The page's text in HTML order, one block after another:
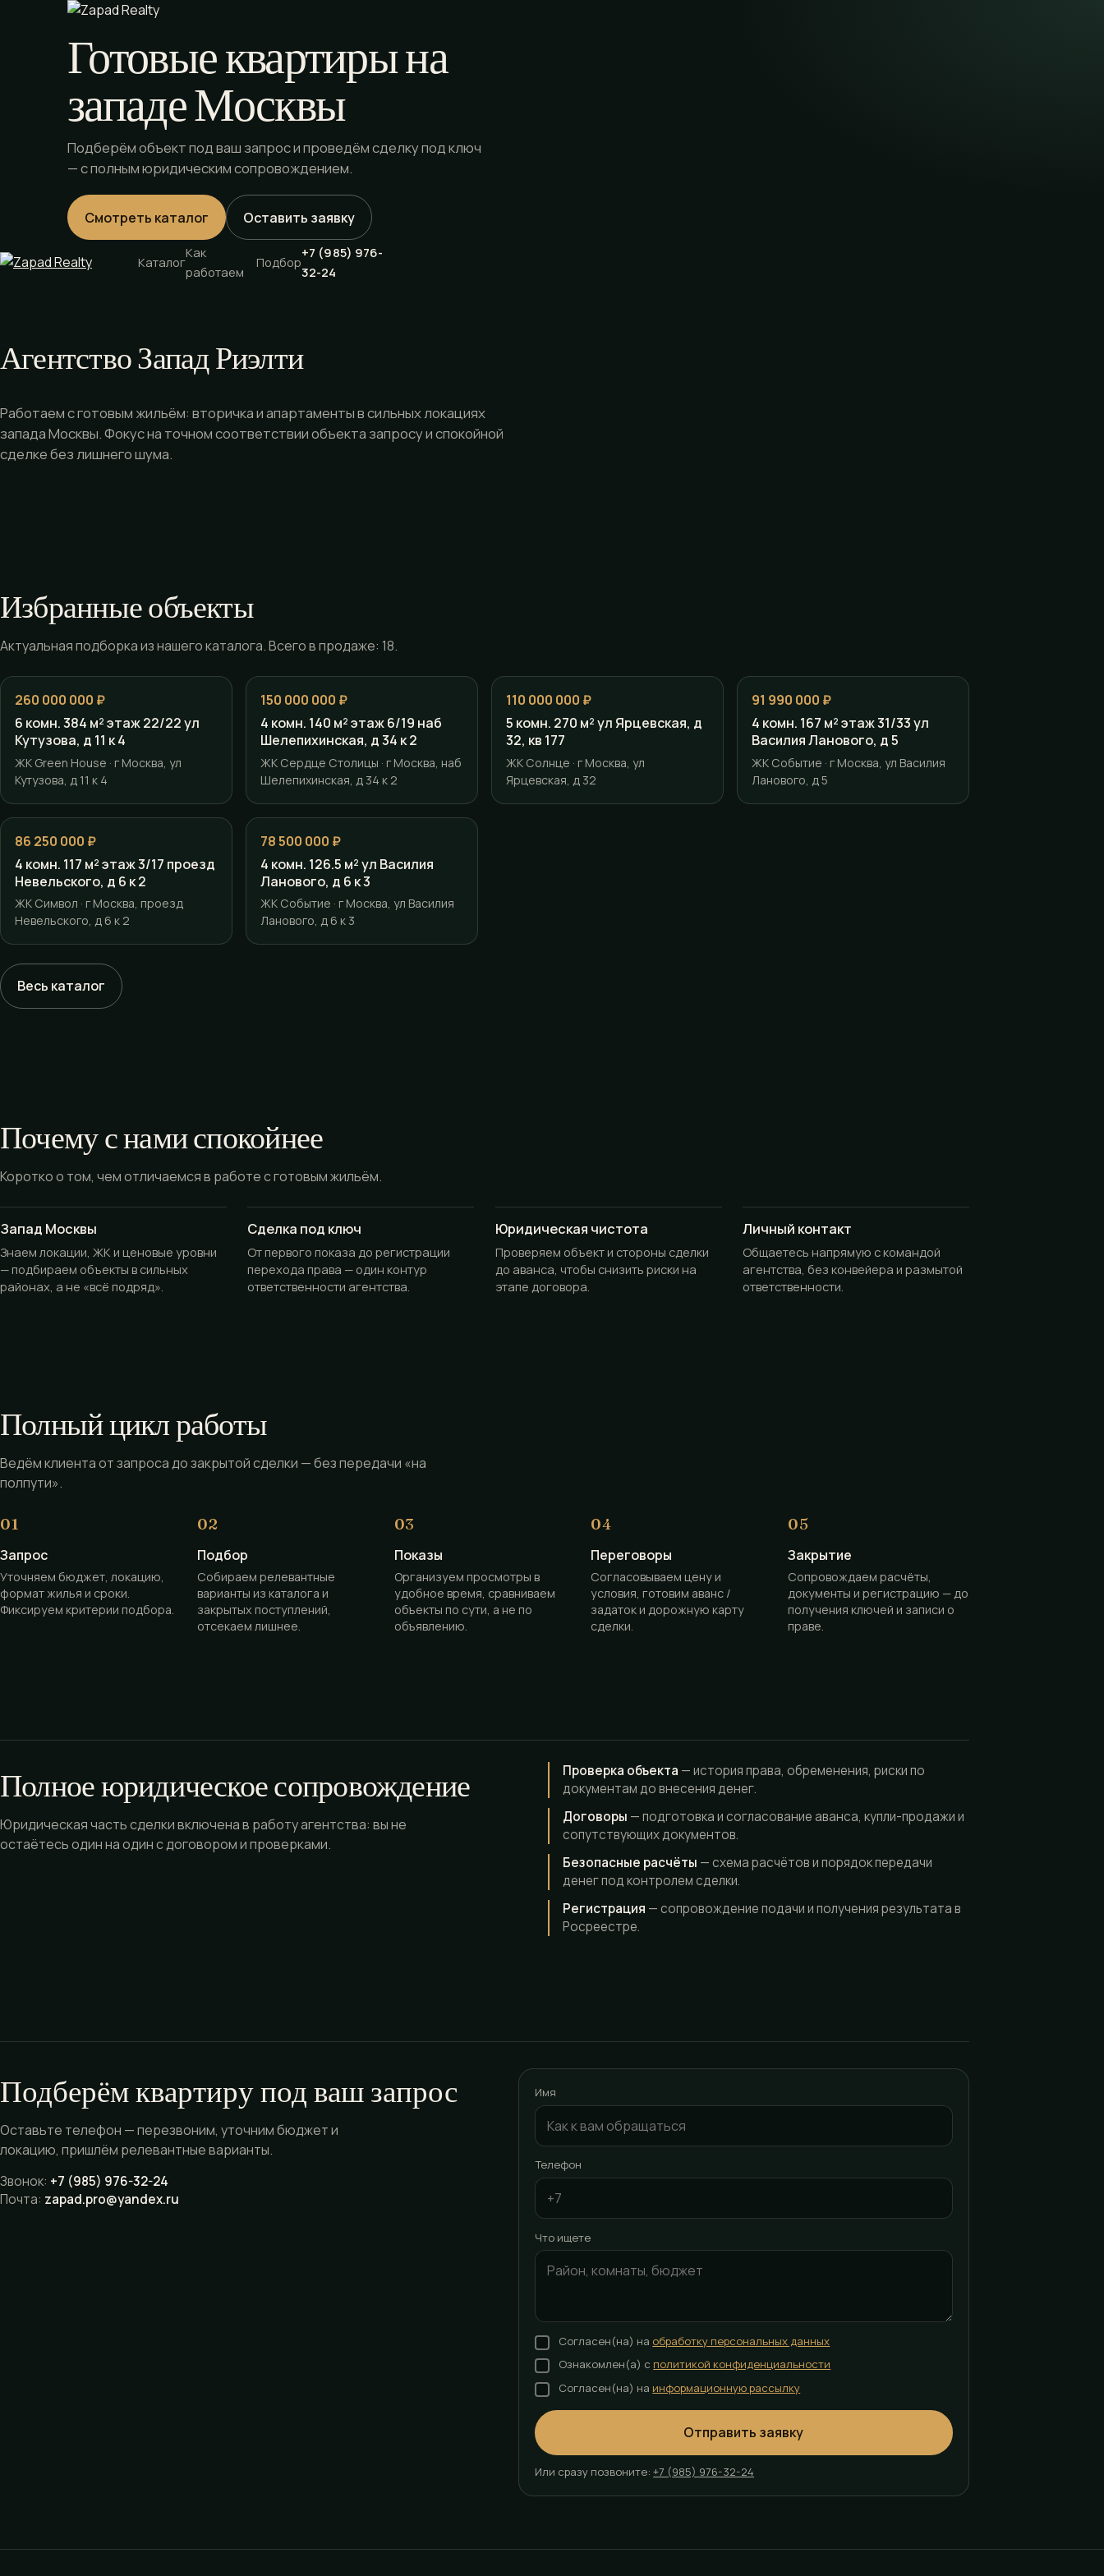
Каталог
Как
работаем
Подбор
+7 (985) 976-
32-24
Готовые квартиры на
западе Москвы
Подберём объект под ваш запрос и проведём сделку под ключ
— с полным юридическим сопровождением.
Смотреть каталог Оставить заявку
Агентство Запад Риэлти
Работаем с готовым жильём: вторичка и апартаменты в сильных локациях
запада Москвы. Фокус на точном соответствии объекта запросу и спокойной
сделке без лишнего шума.
Избранные объекты
Актуальная подборка из нашего каталога. Всего в продаже: 18.
260 000 000 ₽
6 комн. 384 м² этаж 22/22 ул
Кутузова, д 11 к 4
ЖК Green House · г Москва, ул
Кутузова, д 11 к 4
150 000 000 ₽
4 комн. 140 м² этаж 6/19 наб
Шелепихинская, д 34 к 2
ЖК Сердце Столицы · г Москва, наб
Шелепихинская, д 34 к 2
110 000 000 ₽
5 комн. 270 м² ул Ярцевская, д
32, кв 177
ЖК Солнце · г Москва, ул
Ярцевская, д 32
91 990 000 ₽
4 комн. 167 м² этаж 31/33 ул
Василия Ланового, д 5
ЖК Событие · г Москва, ул Василия
Ланового, д 5
86 250 000 ₽
4 комн. 117 м² этаж 3/17 проезд
Невельского, д 6 к 2
ЖК Символ · г Москва, проезд
Невельского, д 6 к 2
78 500 000 ₽
4 комн. 126.5 м² ул Василия
Ланового, д 6 к 3
ЖК Событие · г Москва, ул Василия
Ланового, д 6 к 3
Весь каталог
Почему с нами спокойнее
Коротко о том, чем отличаемся в работе с готовым жильём.
Запад Москвы
Знаем локации, ЖК и ценовые уровни
— подбираем объекты в сильных
районах, а не «всё подряд».
Сделка под ключ
От первого показа до регистрации
перехода права — один контур
ответственности агентства.
Юридическая чистота
Проверяем объект и стороны сделки
до аванса, чтобы снизить риски на
этапе договора.
Личный контакт
Общаетесь напрямую с командой
агентства, без конвейера и размытой
ответственности.
Полный цикл работы
Ведём клиента от запроса до закрытой сделки — без передачи «на
полпути».
Запрос
Уточняем бюджет, локацию,
формат жилья и сроки.
Фиксируем критерии подбора.
Подбор
Собираем релевантные
варианты из каталога и
закрытых поступлений,
отсекаем лишнее.
Показы
Организуем просмотры в
удобное время, сравниваем
объекты по сути, а не по
объявлению.
Переговоры
Согласовываем цену и
условия, готовим аванс /
задаток и дорожную карту
сделки.
Закрытие
Сопровождаем расчёты,
документы и регистрацию — до
получения ключей и записи о
праве.
Полное юридическое сопровождение
Юридическая часть сделки включена в работу агентства: вы не
остаётесь один на один с договором и проверками.
Проверка объекта — история права, обременения, риски по
документам до внесения денег.
Договоры — подготовка и согласование аванса, купли-продажи и
сопутствующих документов.
Безопасные расчёты — схема расчётов и порядок передачи
денег под контролем сделки.
Регистрация — сопровождение подачи и получения результата в
Росреестре.
Подберём квартиру под ваш запрос
Оставьте телефон — перезвоним, уточним бюджет и
локацию, пришлём релевантные варианты.
Звонок: +7 (985) 976-32-24
Почта: zapad.pro@yandex.ru
Имя
Телефон
Что ищете
Согласен(на) на обработку персональных данных
Ознакомлен(а) с политикой конфиденциальности
Согласен(на) на информационную рассылку
Отправить заявку
Или сразу позвоните:+7 (985) 976-32-24